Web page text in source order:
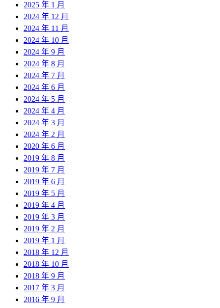
2025 年 1 月
2024 年 12 月
2024 年 11 月
2024 年 10 月
2024 年 9 月
2024 年 8 月
2024 年 7 月
2024 年 6 月
2024 年 5 月
2024 年 4 月
2024 年 3 月
2024 年 2 月
2020 年 6 月
2019 年 8 月
2019 年 7 月
2019 年 6 月
2019 年 5 月
2019 年 4 月
2019 年 3 月
2019 年 2 月
2019 年 1 月
2018 年 12 月
2018 年 10 月
2018 年 9 月
2017 年 3 月
2016 年 9 月